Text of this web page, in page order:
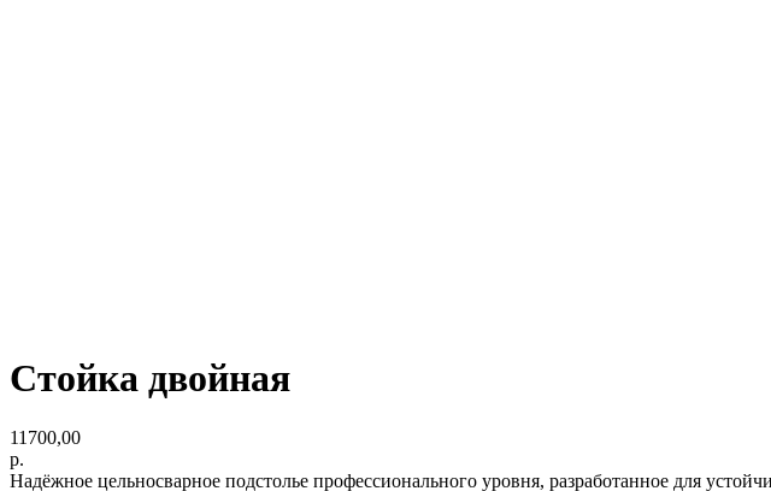
Стойка двойная
11700,00
р.
Надёжное цельносварное подстолье профессионального уровня, разработанное для